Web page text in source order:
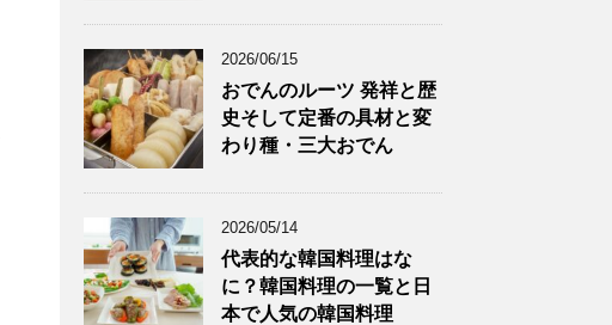
2026/06/15
おでんのルーツ 発祥と歴
史そして定番の具材と変
わり種・三大おでん
2026/05/14
代表的な韓国料理はな
に？韓国料理の一覧と日
本で人気の韓国料理